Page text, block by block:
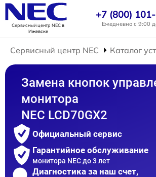
Сервисный центр NECв
Ижевске
+7 (800)
Ежедневно с 9:00
Сервисный центр NEC Каталог
Замена кнопок
монитора
NEC LCD70GX2
Официальный сервис
Гарантийное обслуживание
монитора NEC до 3 лет
Диагностика за наш счет,